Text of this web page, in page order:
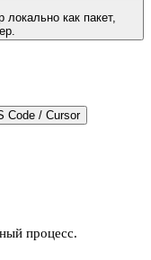
локально как пакет,
Code / Cursor
процесс.